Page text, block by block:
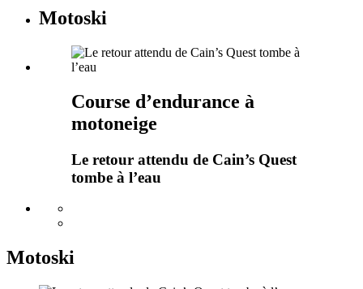
Motoski
Course d’endurance à
motoneige
Le retour attendu de Cain’s Quest
tombe à l’eau
Motoski